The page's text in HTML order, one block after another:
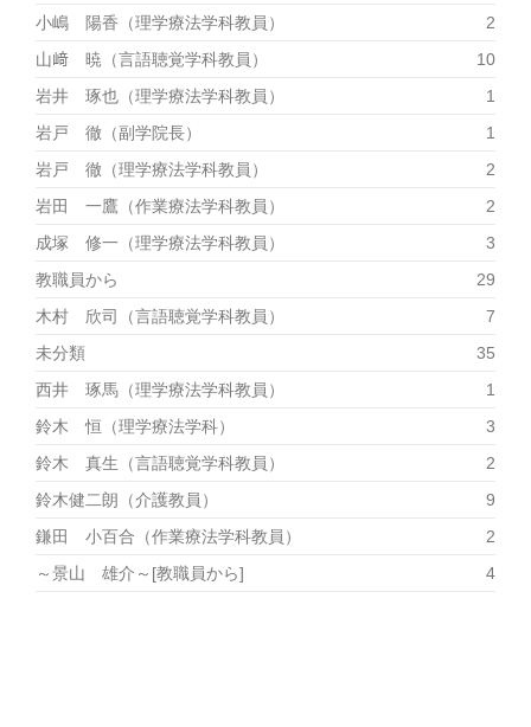
小嶋 陽香（理学療法学科教員）
2
山﨑 暁（言語聴覚学科教員）
10
岩井 琢也（理学療法学科教員）
1
岩戸 徹（副学院長）
1
岩戸 徹（理学療法学科教員）
2
岩田 一鷹（作業療法学科教員）
2
成塚 修一（理学療法学科教員）
3
教職員から
29
木村 欣司（言語聴覚学科教員）
7
未分類
35
西井 琢馬（理学療法学科教員）
1
鈴木 恒（理学療法学科）
3
鈴木 真生（言語聴覚学科教員）
2
鈴木健二朗（介護教員）
9
鎌田 小百合（作業療法学科教員）
2
～景山 雄介～[教職員から]
4